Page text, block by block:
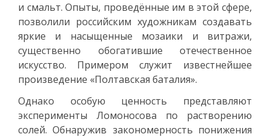
и смальт. Опыты, проведённые им в этой сфере,
позволили российским художникам создавать
яркие и насыщенные мозаики и витражи,
существенно обогатившие отечественное
искусство. Примером служит известнейшее
произведение «Полтавская баталия».
Однако особую ценность представляют
эксперименты Ломоносова по растворению
солей. Обнаружив закономерность понижения